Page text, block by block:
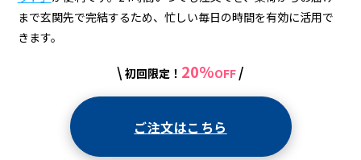
ク
リ
まで玄関先で完結するため、忙しい毎日の時間を有効に活用で
きます。
\ 初回限定！ 20%OFF /
ご注文はこちら